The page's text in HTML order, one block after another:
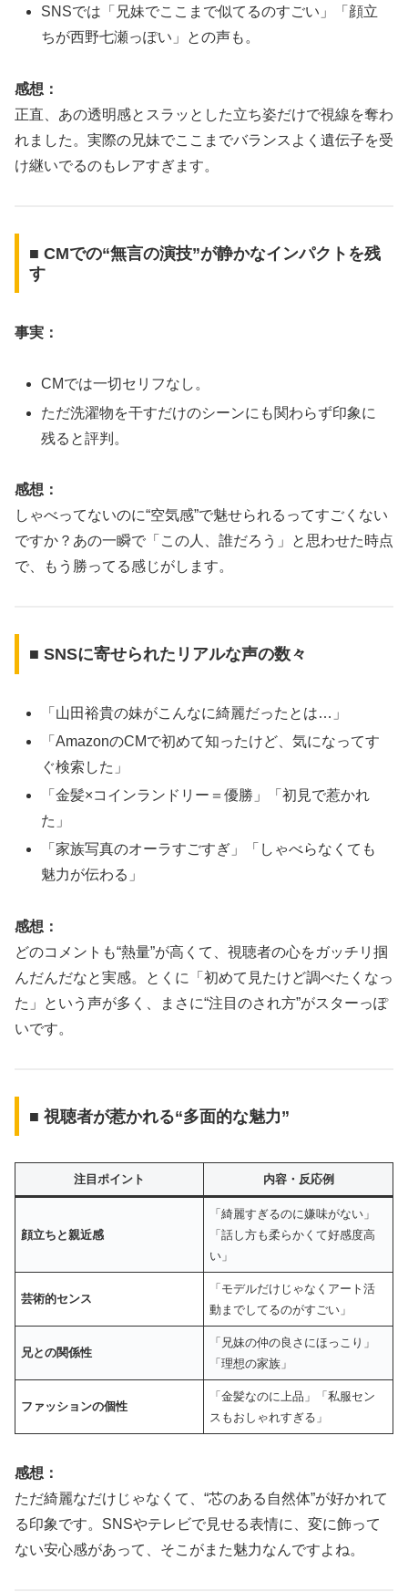
SNSでは「兄妹でここまで似てるのすごい」「顔立
ちが西野七瀬っぽい」との声も。
感想：
正直、あの透明感とスラッとした立ち姿だけで視線を奪わ
れました。実際の兄妹でここまでバランスよく遺伝子を受
け継いでるのもレアすぎます。
■ CMでの“無言の演技”が静かなインパクトを残
す
事実：
CMでは一切セリフなし。
ただ洗濯物を干すだけのシーンにも関わらず印象に
残ると評判。
感想：
しゃべってないのに“空気感”で魅せられるってすごくない
ですか？あの一瞬で「この人、誰だろう」と思わせた時点
で、もう勝ってる感じがします。
■ SNSに寄せられたリアルな声の数々
「山田裕貴の妹がこんなに綺麗だったとは…」
「AmazonのCMで初めて知ったけど、気になってす
ぐ検索した」
「金髪×コインランドリー＝優勝」「初見で惹かれ
た」
「家族写真のオーラすごすぎ」「しゃべらなくても
魅力が伝わる」
感想：
どのコメントも“熱量”が高くて、視聴者の心をガッチリ掴
んだんだなと実感。とくに「初めて見たけど調べたくなっ
た」という声が多く、まさに“注目のされ方”がスターっぽ
いです。
■ 視聴者が惹かれる“多面的な魅力”
注目ポイント 内容・反応例
顔立ちと親近感
「綺麗すぎるのに嫌味がない」
「話し方も柔らかくて好感度高
い」
芸術的センス
「モデルだけじゃなくアート活
動までしてるのがすごい」
兄との関係性
「兄妹の仲の良さにほっこり」
「理想の家族」
ファッションの個性
「金髪なのに上品」「私服セン
スもおしゃれすぎる」
感想：
ただ綺麗なだけじゃなくて、“芯のある自然体”が好かれて
る印象です。SNSやテレビで見せる表情に、変に飾って
ない安心感があって、そこがまた魅力なんですよね。